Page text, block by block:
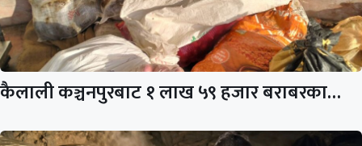
कैलाली कञ्चनपुरबाट १ लाख ५९ हजार बराबरका…